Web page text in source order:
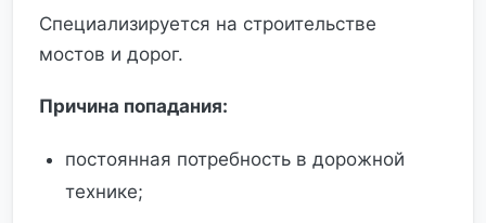
Специализируется на строительстве
мостов и дорог.
Причина попадания:
постоянная потребность в дорожной
технике;